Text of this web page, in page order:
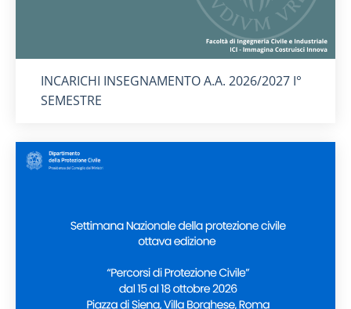
Titolo card:
INCARICHI INSEGNAMENTO A.A. 2026/2027 I°
SEMESTRE